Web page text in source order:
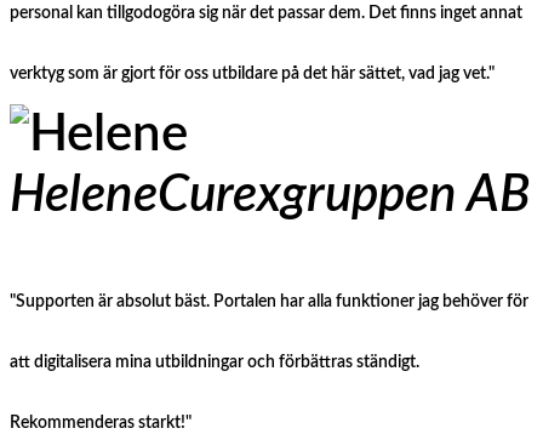
personal kan tillgodogöra sig när det passar dem. Det finns inget annat
verktyg som är gjort för oss utbildare på det här sättet, vad jag vet."
HeleneCurexgruppen AB
"Supporten är absolut bäst. Portalen har alla funktioner jag behöver för
att digitalisera mina utbildningar och förbättras ständigt.
Rekommenderas starkt!"